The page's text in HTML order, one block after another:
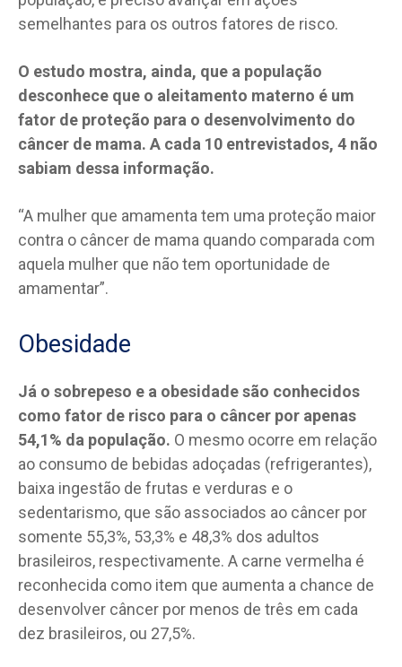
semelhantes para os outros fatores de risco.
O estudo mostra, ainda, que a população
desconhece que o aleitamento materno é um
fator de proteção para o desenvolvimento do
câncer de mama. A cada 10 entrevistados, 4 não
sabiam dessa informação.
“A mulher que amamenta tem uma proteção maior
contra o câncer de mama quando comparada com
aquela mulher que não tem oportunidade de
amamentar”.
Obesidade
Já o sobrepeso e a obesidade são conhecidos
como fator de risco para o câncer por apenas
54,1% da população. O mesmo ocorre em relação
ao consumo de bebidas adoçadas (refrigerantes),
baixa ingestão de frutas e verduras e o
sedentarismo, que são associados ao câncer por
somente 55,3%, 53,3% e 48,3% dos adultos
brasileiros, respectivamente. A carne vermelha é
reconhecida como item que aumenta a chance de
desenvolver câncer por menos de três em cada
dez brasileiros, ou 27,5%.